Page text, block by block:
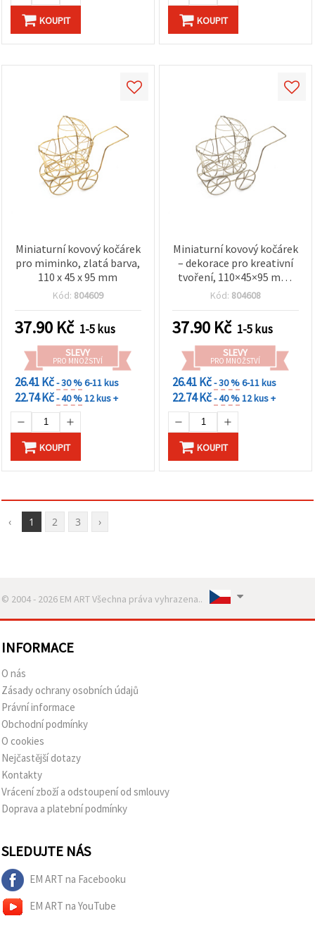
KOUPIT KOUPIT
Miniaturní kovový kočárek
pro miminko, zlatá barva,
110 x 45 x 95 mm
Kód: 804609
37.90 Kč 1-5 kus
SLEVY
PRO MNOŽSTVÍ
26.41 Kč- 30 %6-11 kus
22.74 Kč- 40 %12 kus +
KOUPIT
Miniaturní kovový kočárek
– dekorace pro kreativní
tvoření, 110×45×95 mm,
stříbrná barva
Kód: 804608
37.90 Kč 1-5 kus
SLEVY
PRO MNOŽSTVÍ
26.41 Kč- 30 %6-11 kus
22.74 Kč- 40 %12 kus +
KOUPIT
‹ 1 2 3 ›
© 2004 - 2026 EM ART Všechna práva vyhrazena..
INFORMACE
O nás
Zásady ochrany osobních údajů
Právní informace
Obchodní podmínky
O cookies
Nejčastější dotazy
Kontakty
Vrácení zboží a odstoupení od smlouvy
Doprava a platební podmínky
SLEDUJTE NÁS
EM ART na Facebooku
EM ART na YouTube